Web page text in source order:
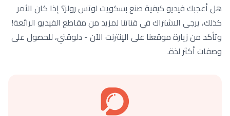
هل أعجبك فيديو كيفية صنع بسكويت لوتس رولز؟ إذا كان الأمر
كذلك، يرجى الاشتراك في قناتنا لمزيد من مقاطع الفيديو الرائعة!
وتأكد من زيارة موقعنا على الإنترنت الآن - دلوقتي، للحصول على
وصفات أكثر لذة.